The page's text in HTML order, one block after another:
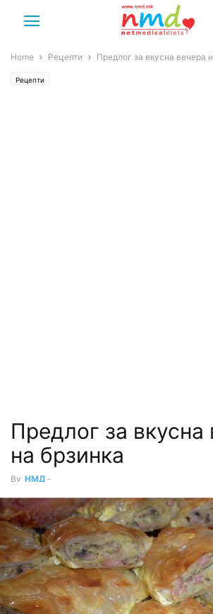
Home Рецепти Предлог за вкусна вечера
Рецепти
Предлог за вкусна
на брзинка
By НМД -